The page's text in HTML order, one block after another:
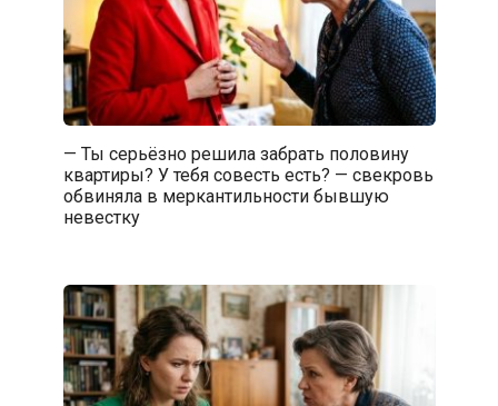
— Ты серьёзно решила забрать половину
квартиры? У тебя совесть есть? — свекровь
обвиняла в меркантильности бывшую
невестку